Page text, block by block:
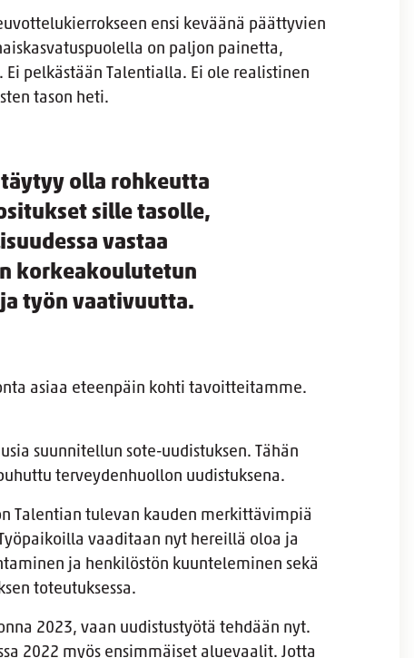
ensi keväänä päättyvien
on paljon painetta,
pelkästään Talentialla. Ei ole realistinen
tason heti.
olla rohkeutta
sille tasolle,
vastaa
korkeakoulutetun
työn vaativuutta.
asiaa eteenpäin kohti tavoitteitamme.
suunnitellun sote-uudistuksen. Tähän
terveydenhuollon uudistuksena.
Talentian tulevan kauden merkittävimpiä
vaaditaan nyt hereillä oloa ja
ja henkilöstön kuunteleminen sekä
toteutuksessa.
2023, vaan uudistustyötä tehdään nyt.
2022 myös ensimmäiset aluevaalit. Jotta